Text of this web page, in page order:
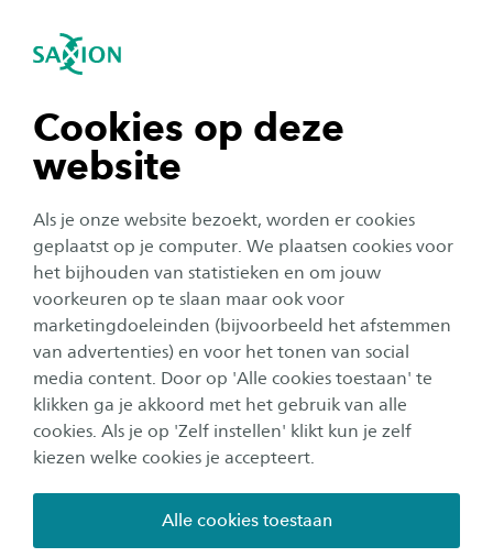
Cookies op deze
website
Als je onze website bezoekt, worden er cookies
geplaatst op je computer. We plaatsen cookies voor
het bijhouden van statistieken en om jouw
voorkeuren op te slaan maar ook voor
marketingdoeleinden (bijvoorbeeld het afstemmen
van advertenties) en voor het tonen van social
media content. Door op 'Alle cookies toestaan' te
klikken ga je akkoord met het gebruik van alle
cookies. Als je op 'Zelf instellen' klikt kun je zelf
kiezen welke cookies je accepteert.
Alle cookies toestaan
Navigatie openen
tonen
tonen
tonen
tonen
sluiten
Gesprekshulpen
Ik wil meepraten over de zorg of behandeling.
Slim opkomen voor jezelf
Dit is een website. U leert hoe u kunt opkomen voor